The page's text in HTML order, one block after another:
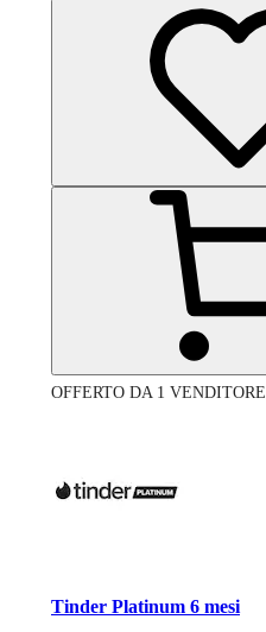
OFFERTO DA 1 VENDITORE
Tinder Platinum 6 mesi